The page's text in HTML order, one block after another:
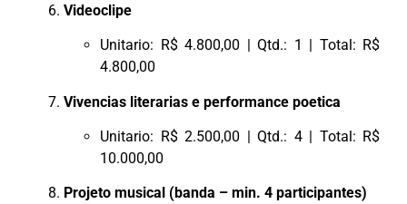
Videoclipe
Unitario: R$ 4.800,00 | Qtd.: 1 | Total: R$
4.800,00
Vivencias literarias e performance poetica
Unitario: R$ 2.500,00 | Qtd.: 4 | Total: R$
10.000,00
Projeto musical (banda – min. 4 participantes)